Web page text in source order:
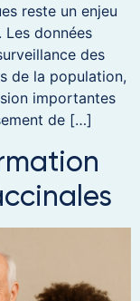
reste un enjeu
données
des
de la population,
importantes
de […]